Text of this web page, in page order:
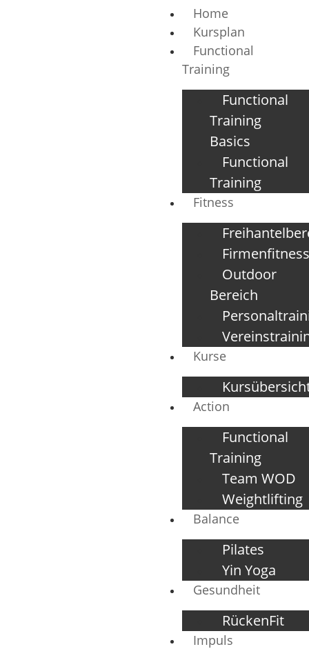
Home
Kursplan
Functional
Training
Functional
Training
Basics
Functional
Training
Fitness
Firmenfitness
Outdoor
Bereich
Kurse
Action
Functional
Training
Team WOD
Weightlifting
Balance
Pilates
Yin Yoga
Gesundheit
RückenFit
Impuls